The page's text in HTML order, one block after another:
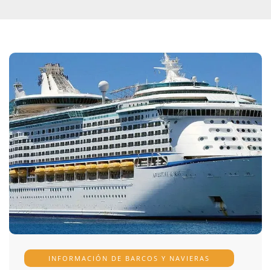
INFORMACIÓN DE BARCOS Y NAVIERAS